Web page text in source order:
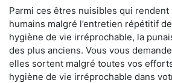
Parmi ces êtres nuisibles qui
humains malgré l’entretien répétitif
hygiène de vie irréprochable, la
des plus anciens. Vous vous
elles sortent malgré toutes vos
hygiène de vie irréprochable dans